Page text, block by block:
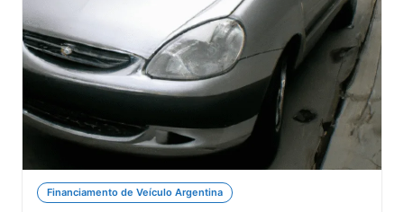
Financiamento de Veículo Argentina